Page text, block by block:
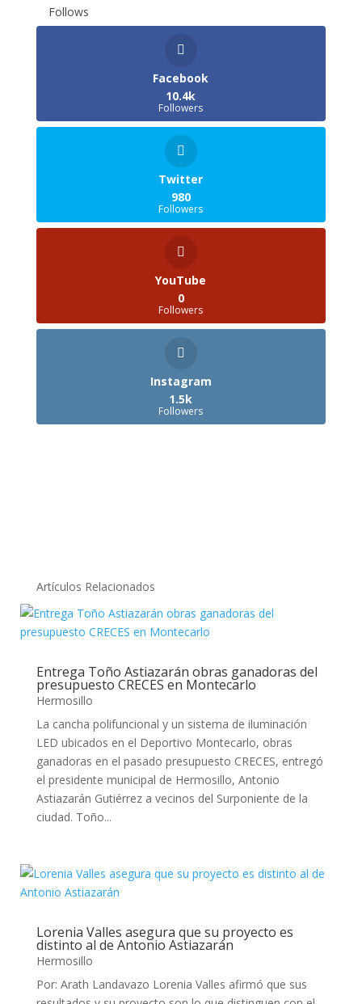
Follows
Facebook
10.4k
Followers
Twitter
980
Followers
YouTube
0
Followers
Instagram
1.5k
Followers
Artículos Relacionados
Entrega Toño Astiazarán obras ganadoras del
presupuesto CRECES en Montecarlo
Hermosillo
La cancha polifuncional y un sistema de iluminación
LED ubicados en el Deportivo Montecarlo, obras
ganadoras en el pasado presupuesto CRECES, entregó
el presidente municipal de Hermosillo, Antonio
Astiazarán Gutiérrez a vecinos del Surponiente de la
ciudad. Toño...
Lorenia Valles asegura que su proyecto es
distinto al de Antonio Astiazarán
Hermosillo
Por: Arath Landavazo Lorenia Valles afirmó que sus